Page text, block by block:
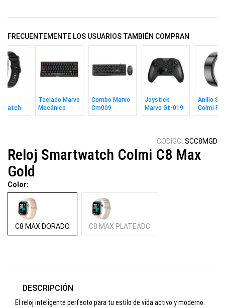
FRECUENTEMENTE LOS USUARIOS TAMBIÉN COMPRAN
P73
Teclado Marvo
Mecánico
Kg962w 60%
Combo Marvo
Cm009
Teclado +
Joystick
Marvo Gt-019
Pacto 40
Anillo
Colmi
Black
CÓDIGO: SCC8MGD
Reloj Smartwatch Colmi C8 Max
Gold
Color:
C8 MAX DORADO C8 MAX PLATEADO
DESCRIPCIÓN
El reloj inteligente perfecto para tu estilo de vida activo y moderno.